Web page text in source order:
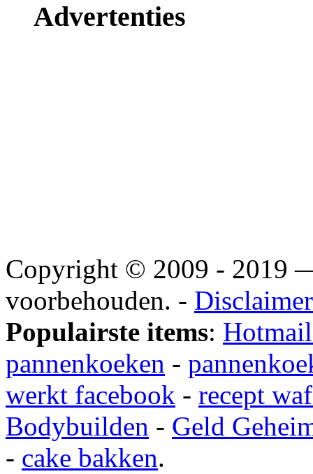
Advertenties
Copyright © 2009 - 2019
voorbehouden. - Disclaimer
Populairste items:
pannenkoeken -
werkt facebook - recept
Bodybuilden - Geld
- cake bakken.